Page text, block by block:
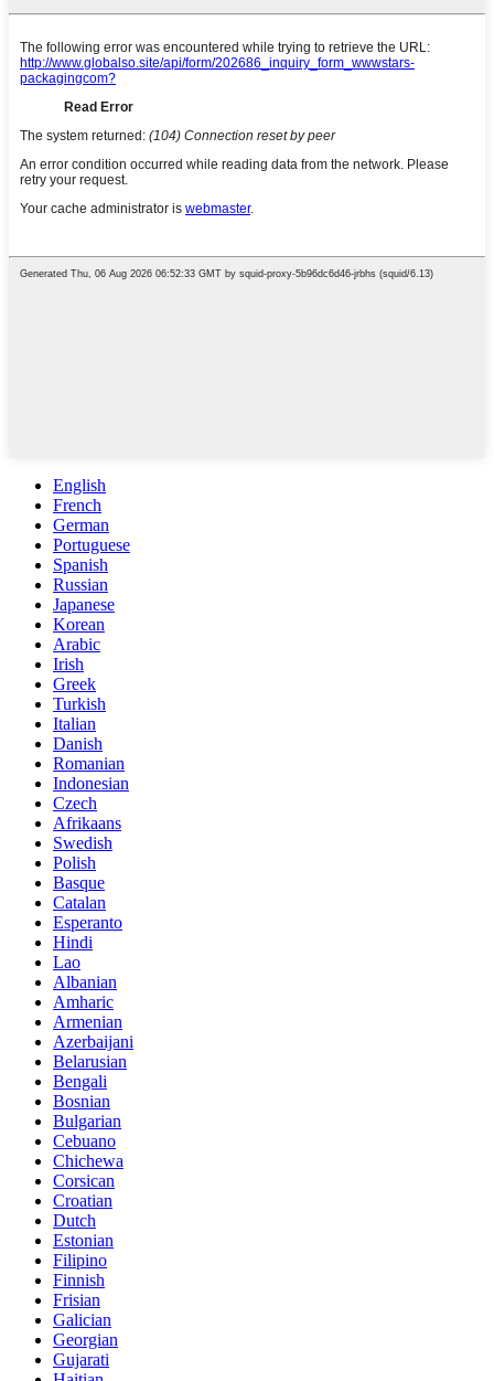
English
French
German
Portuguese
Spanish
Russian
Japanese
Korean
Arabic
Irish
Greek
Turkish
Italian
Danish
Romanian
Indonesian
Czech
Afrikaans
Swedish
Polish
Basque
Catalan
Esperanto
Hindi
Lao
Albanian
Amharic
Armenian
Azerbaijani
Belarusian
Bengali
Bosnian
Bulgarian
Cebuano
Chichewa
Corsican
Croatian
Dutch
Estonian
Filipino
Finnish
Frisian
Galician
Georgian
Gujarati